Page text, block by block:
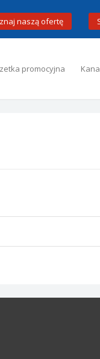
naszą ofertę
promocyjna